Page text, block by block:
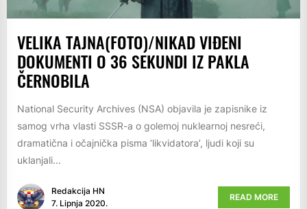
VELIKA TAJNA(FOTO)/NIKAD VIĐENI
DOKUMENTI O 36 SEKUNDI IZ PAKLA
ČERNOBILA
National Security Archives (NSA) objavila je zapisnike iz
samog vrha vlasti SSSR-a o golemoj nuklearnoj nesreći,
dramatična i očajnička pisma ‘likvidatora’, ljudi koji su
uklanjali...
Redakcija HN
7. Lipnja 2020.
READ MORE